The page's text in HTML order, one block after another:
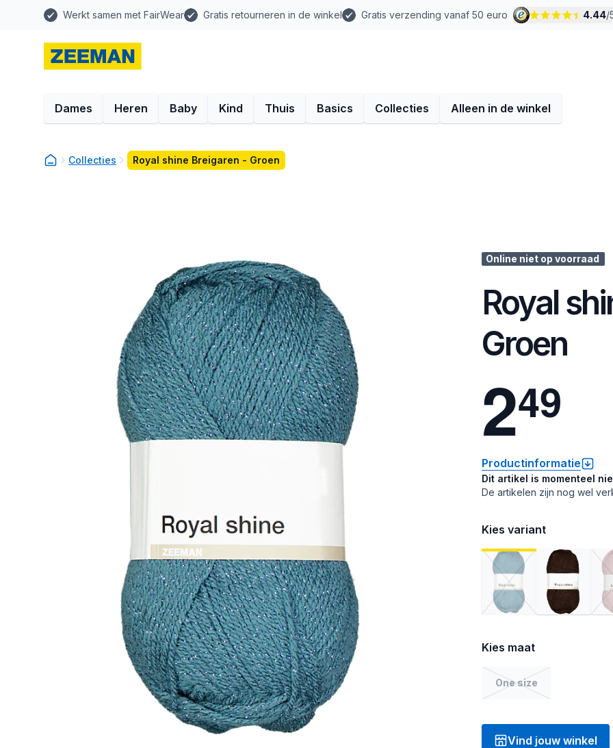
Werkt samen met FairWear Gratis retourneren in de winkel Gratis verzending vanaf 50 euro 4.44/
Dames Heren Baby Kind Thuis Basics Collecties Alleen in de winkel
Collecties Royal shine Breigaren - Groen
Online niet op voorraad
Royal
Groen
249
Productinformatie
Dit artikel is momenteel
De artikelen zijn nog wel
Kies variant
Kies maat
One size
Vind jouw winkel